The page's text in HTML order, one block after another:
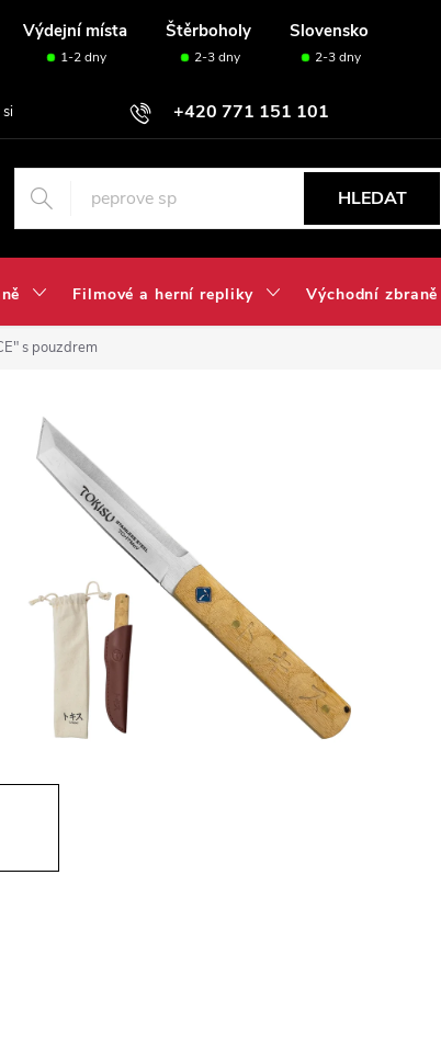
Výdejní místa Štěrboholy Slovensko
1-2 dny 2-3 dny 2-3 dny
+420 771 151 101
svou sadu✅
HLEDAT
Filmové a herní repliky Východní zbraně
s pouzdrem